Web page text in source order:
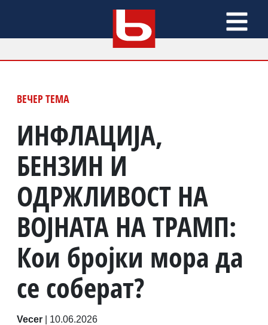
ВЕЧЕР ТЕМА
ИНФЛАЦИЈА,
БЕНЗИН И
ОДРЖЛИВОСТ НА
ВОЈНАТА НА ТРАМП:
Кои бројки мора да
се соберат?
Vecer 10.06.2026